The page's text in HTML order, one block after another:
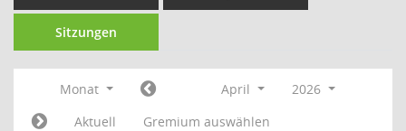
Sitzungen
Monat April
2026
Aktuell
Gremium auswählen